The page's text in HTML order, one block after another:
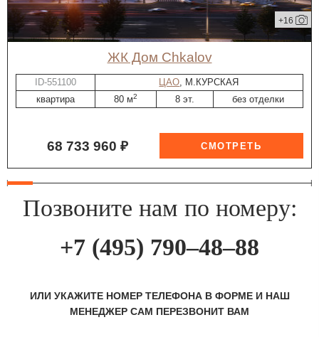
+16
ЖК Дом Chkalov
ID-551100 ЦАО, М.КУРСКАЯ
квартира
80 м2 8 эт. без отделки
68 733 960 ₽
Позвоните нам по номеру:
+7 (495) 790–48–88
ИЛИ УКАЖИТЕ НОМЕР ТЕЛЕФОНА В ФОРМЕ И НАШ
МЕНЕДЖЕР САМ ПЕРЕЗВОНИТ ВАМ